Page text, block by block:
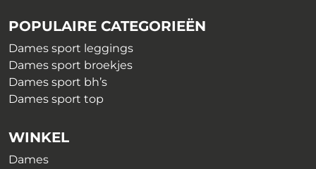
POPULAIRE CATEGORIEËN
Dames sport leggings
Dames sport broekjes
Dames sport bh’s
Dames sport top
WINKEL
Dames